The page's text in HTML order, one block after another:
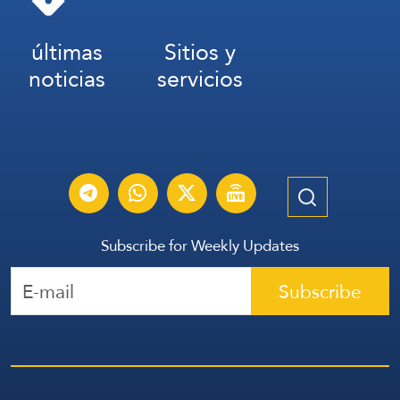
Medios sionistas: Según «Israel», Trump está en
camino de llegar a un acuerdo con Irán
a day ago
Justicia la tarea de identificar a los
responsables de las filtraciones dentro de la
administración, a quienes ha descrito como
2 days ago
últimas
noticias
Sitios y
servicios
Subscribe for Weekly Updates
Subscribe